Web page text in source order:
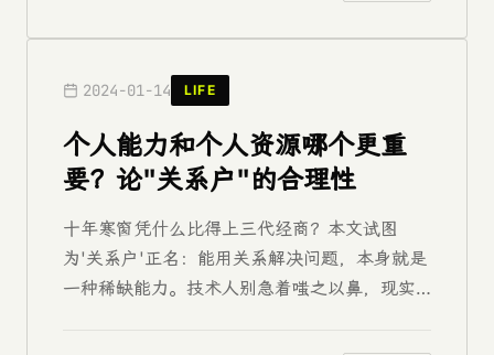
2024-01-14 LIFE
个人能力和个人资源哪个更重
要？论"关系户"的合理性
十年寒窗凭什么比得上三代经商？本文试图
为'关系户'正名：能用关系解决问题，本身就是
一种稀缺能力。技术人别急着嗤之以鼻，现实